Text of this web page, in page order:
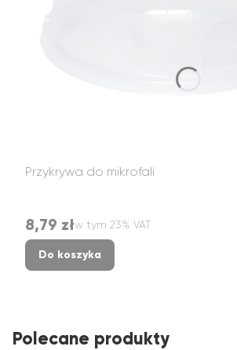
Przykrywa do mikrofali
Cena brutto
8,79 złw tym %s VAT
w tym 23% VAT
Do koszyka
Polecane produkty